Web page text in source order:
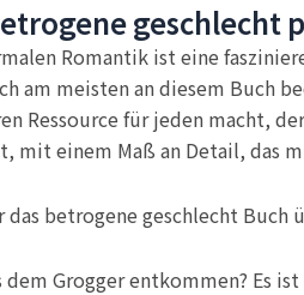
geschlecht
Romantik ist eine
am meisten an diesem Buch
Ressource für jeden macht,
mit einem Maß an Detail, das
das betrogene geschlecht
dem Grogger entkommen? Es